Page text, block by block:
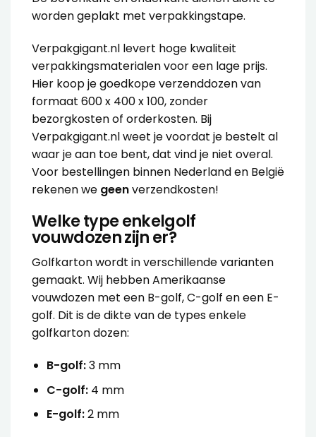
worden geplakt met verpakkingstape.
Verpakgigant.nl levert hoge kwaliteit
verpakkingsmaterialen voor een lage prijs.
Hier koop je goedkope verzenddozen van
formaat 600 x 400 x 100, zonder
bezorgkosten of orderkosten. Bij
Verpakgigant.nl weet je voordat je bestelt al
waar je aan toe bent, dat vind je niet overal.
Voor bestellingen binnen Nederland en België
rekenen we geenverzendkosten!
Welke type enkelgolf
vouwdozen zijn er?
Golfkarton wordt in verschillende varianten
gemaakt. Wij hebben Amerikaanse
vouwdozen met een B-golf, C-golf en een E-
golf. Dit is de dikte van de types enkele
golfkarton dozen:
B-golf:3 mm
C-golf: 4 mm
E-golf:2 mm